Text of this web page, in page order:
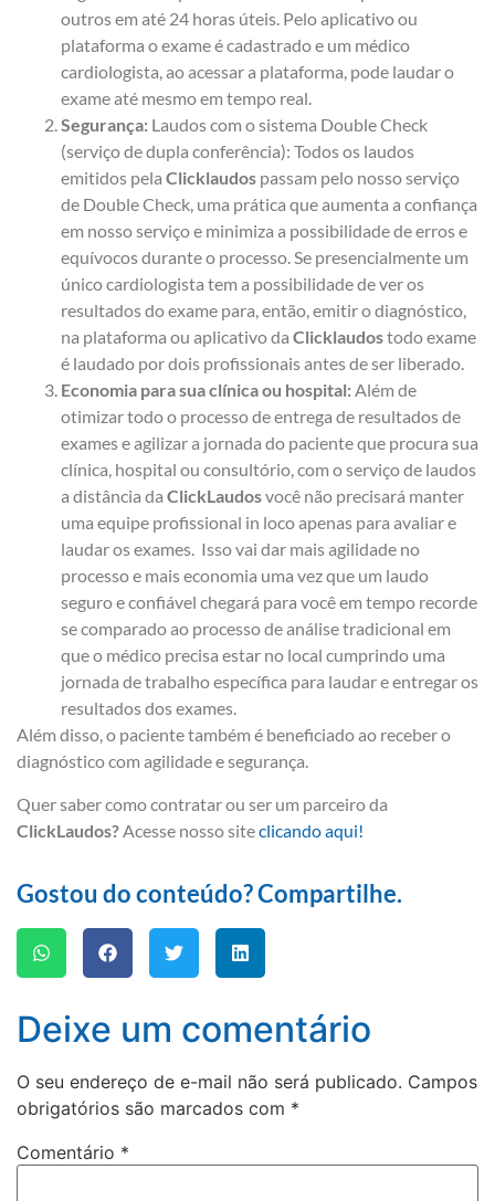
outros em até 24 horas úteis. Pelo aplicativo ou
plataforma o exame é cadastrado e um médico
cardiologista, ao acessar a plataforma, pode laudar o
exame até mesmo em tempo real.
Segurança: Laudos com o sistema Double Check
(serviço de dupla conferência): Todos os laudos
emitidos pela Clicklaudos passam pelo nosso serviço
de Double Check, uma prática que aumenta a confiança
em nosso serviço e minimiza a possibilidade de erros e
equívocos durante o processo. Se presencialmente um
único cardiologista tem a possibilidade de ver os
resultados do exame para, então, emitir o diagnóstico,
na plataforma ou aplicativo da Clicklaudostodo exame
é laudado por dois profissionais antes de ser liberado.
Economia para sua clínica ou hospital:Além de
otimizar todo o processo de entrega de resultados de
exames e agilizar a jornada do paciente que procura sua
clínica, hospital ou consultório, com o serviço de laudos
a distância da ClickLaudosvocê não precisará manter
uma equipe profissional in loco apenas para avaliar e
laudar os exames. Isso vai dar mais agilidade no
processo e mais economia uma vez que um laudo
seguro e confiável chegará para você em tempo recorde
se comparado ao processo de análise tradicional em
que o médico precisa estar no local cumprindo uma
jornada de trabalho específica para laudar e entregar os
resultados dos exames.
Além disso, o paciente também é beneficiado ao receber o
diagnóstico com agilidade e segurança.
Quer saber como contratar ou ser um parceiro da
ClickLaudos? Acesse nosso siteclicando aqui!
Gostou do conteúdo? Compartilhe.
Deixe um comentário
O seu endereço de e-mail não será publicado. Campos
obrigatórios são marcados com *
Comentário *